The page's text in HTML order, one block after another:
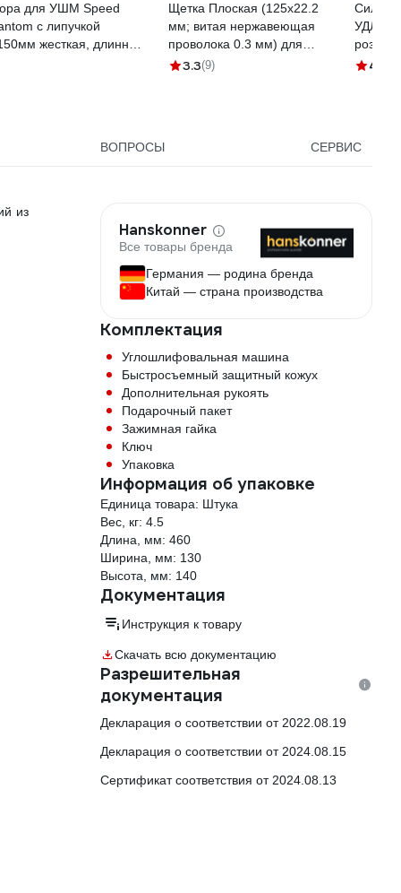
для УШМ Speed
с липучкой
жесткая, длинный
Щетка Плоская (125х22.2
мм; витая нержавеющая
проволока 0.3 мм) для
УШМ DENZEL 746563
3.3(9) 4.9
ВОПРОСЫ СЕРВИС
из
Hanskonner
Все товары бренда
Германия — родина бренда
Китай — страна производства
Комплектация
Углошлифовальная машина
Быстросъемный защитный кожух
Дополнительная рукоять
Подарочный пакет
Зажимная гайка
Ключ
Упаковка
Информация об упаковке
Единица товара: Штука
Вес, кг: 4.5
Длина, мм: 460
Ширина, мм: 130
Высота, мм: 140
Документация
Инструкция к товару
Скачать всю документацию
Разрешительная
документация
Декларация о соответствии от 2022.08.19
Декларация о соответствии от 2024.08.15
Сертификат соответствия от 2024.08.13